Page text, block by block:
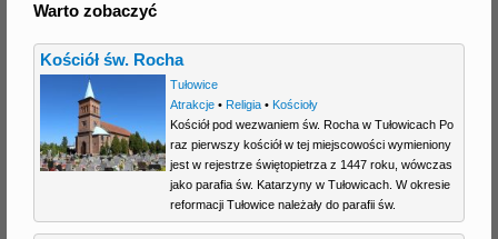
Warto zobaczyć
Kościół św. Rocha
Tułowice
Atrakcje• Religia• Kościoły
Kościół pod wezwaniem św. Rocha w Tułowicach Po
raz pierwszy kościół w tej miejscowości wymieniony
jest w rejestrze świętopietrza z 1447 roku, wówczas
jako parafia św. Katarzyny w Tułowicach. W okresie
reformacji Tułowice należały do parafii św.